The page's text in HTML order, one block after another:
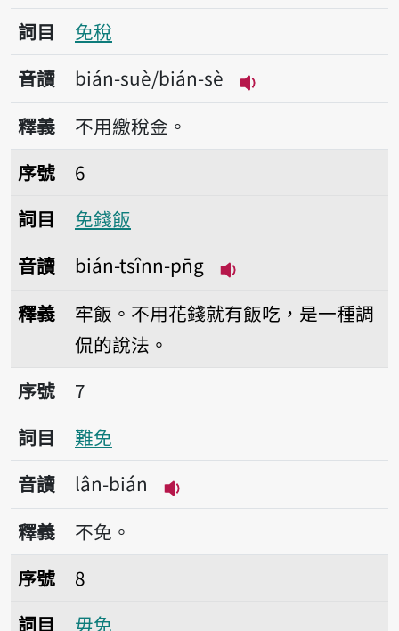
詞目
免稅
音讀
bián-suè/bián-sè
播放音讀bián-
釋義
不用繳稅金。
序號6免錢飯
序號
6
詞目
免錢飯
音讀
bián-tsînn-pn̄g
釋義
牢飯。不用花錢就有飯吃，是一種調
侃的說法。
序號7難免
序號
7
詞目
難免
音讀
lân-bián
播放音讀lân-bián
釋義
不免。
序號8毋免
序號
8
詞目
毋免